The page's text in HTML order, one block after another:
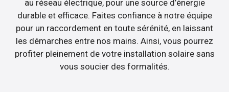
au réseau électrique, pour une source d’énergie
durable et efficace. Faites confiance à notre équipe
pour un raccordement en toute sérénité, en laissant
les démarches entre nos mains. Ainsi, vous pourrez
profiter pleinement de votre installation solaire sans
vous soucier des formalités.